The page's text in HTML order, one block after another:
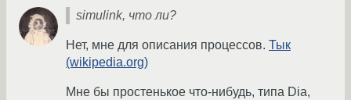
simulink, что ли?
Нет, мне для описания процессов. Тык
(wikipedia.org)
Мне бы простенькое что-нибудь, типа Dia,